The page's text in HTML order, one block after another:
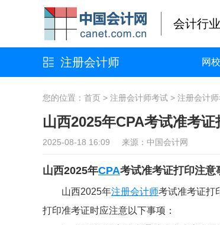
会计行
注册会计师 网
您的位置： 首页 > 注册会计师考试 > 注册会计
山西2025年CPA考试准考
2025-08-18 16:09 来源：中国会计网
山西2025年CPA考试准考证打印注意
山西2025年注册会计师考试准考证打
打印准考证时应注意以下事项：